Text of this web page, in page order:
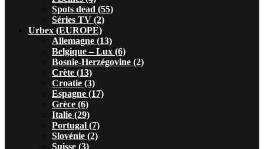
Spots dead (55)
Séries TV (2)
Urbex (EUROPE)
Allemagne (13)
Belgique – Lux (6)
Bosnie-Herzégovine (2)
Crète (13)
Croatie (3)
Espagne (17)
Grèce (6)
Italie (29)
Portugal (7)
Slovénie (2)
Suisse (3)